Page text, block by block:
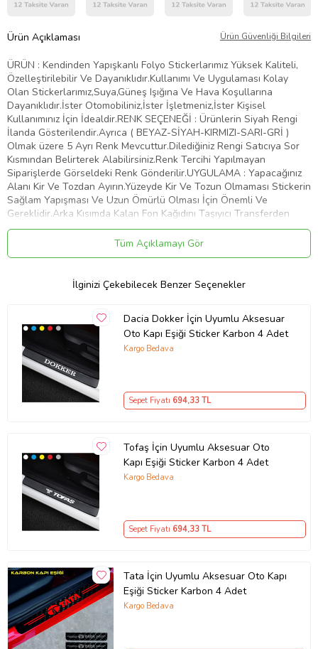
Ürün Açıklaması Ürün Güvenliği Bilgileri
ÜRÜN : Kendinden Yapışkanlı Folyo Stickerlarımız Yüksek Kaliteli,
Özelleştirilebilir Ve Dayanıklıdır.Kullanımı Ve Uygulaması Kolay
Olan Stickerlarımız,Suya,Güneş Işığına Ve Hava Koşullarına
Dayanıklıdır.İster Otomobiliniz,İster İşletmeniz,İster Kişisel
Kullanımınız İçin İdealdir.RENK SEÇENEĞİ : Ürünlerin Siyah Rengi
İlanda Gösterilendir.Ayrıca ( BEYAZ-SİYAH-KIRMIZI-SARI-GRİ )
Olmak üzere 5 Ayrı Renk Mevcuttur.Dilediğiniz Rengi Satıcıya Sor
Kısmından Belirterek Alabilirsiniz.Renk Tercihi Yapılmayan
Siparişlerde Görseldeki Renk Gönderilir.UYGULAMA : Yapacağınız
Alanı Kir Ve Tozdan Ayırın.Yüzeyde Kir Ve Tozun Olmaması Stickerin
Sağlam Yapışması Ve Uzun Ömürlü Olması İçin Önemli Ve
Gereklidir.Arka Kısımda Kalan Fon Kağıdını Taşıyıcı Transferden
Dikkatlice Ayırın.Bu İşlemi Yaparken Stickerin Tüm Parçalarının
Taşıyıcıya Geçtiğinden Emin Olun.Taşıyıcı Transferi Belirlemiş
Olduğunuz Yüzeye Üstten Başlayarak Plastik Bir Kart İle Bastırıp
Transferin Üzerinden Desene Baskı Yaparak Stickerin Düzeye
Çekerken Parçaların Taşıyıcıdan Ayrılıp Belirlemiş Olduğunuz Alana
Yapıştığından Emin Olun.Artık Stickeriniz Kullanıma Hazır. Tebrikler
Ürün Kodu:kcm14242526
Tüm Açıklamayı Gör
İlginizi Çekebilecek Benzer Seçenekler
Dacia Dokker İçin Uyumlu Aksesuar
Oto Kapı Eşiği Sticker Karbon 4 Adet
Kargo Bedava
Sepet Fiyatı 694,33 TL
Tofaş İçin Uyumlu Aksesuar Oto
Kapı Eşiği Sticker Karbon 4 Adet
Kargo Bedava
Sepet Fiyatı 694,33 TL
Tata İçin Uyumlu Aksesuar Oto Kapı
Eşiği Sticker Karbon 4 Adet
Kargo Bedava